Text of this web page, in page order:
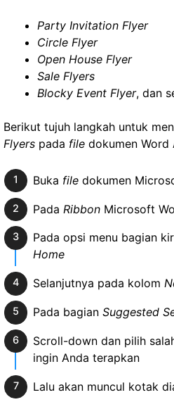
Party Invitation Flyer
Circle Flyer
Open House Flyer
Sale Flyers
Blocky Event Flyer, dan
Berikut tujuh langkah untuk
Flyers pada file dokumen Word
Buka filedokumen
Pada RibbonMicrosoft
Pada opsi menu bagian
Home
Selanjutnya pada kolom
Pada bagian Suggested
Scroll-down dan pilih
ingin Anda terapkan
Lalu akan muncul kotak